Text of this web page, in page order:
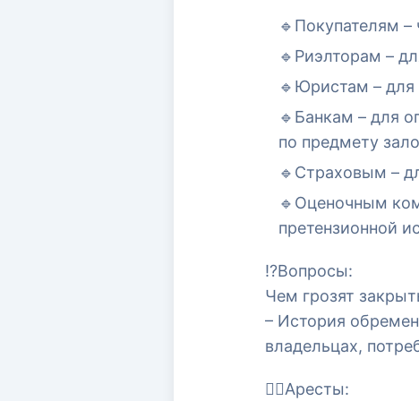
🔹Покупателям
🔹Риэлторам –
🔹Юристам –
🔹Банкам – для
по предмету
🔹Страховым –
🔹Оценочным
претензионной
⁉️Вопросы:
Чем грозят
– История
владельцах,
⛓️‍💥Аресты: